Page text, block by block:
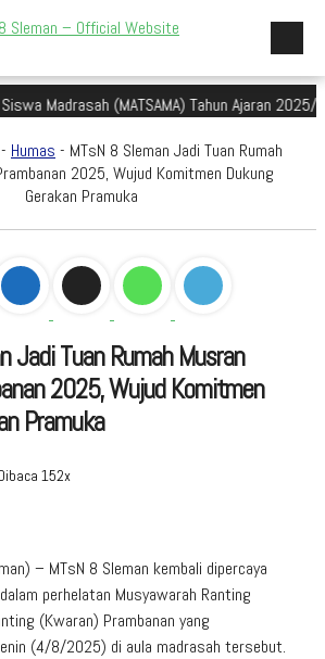
(MATSAMA) Tahun Ajaran 2025/2026
- Humas - MTsN 8 Sleman Jadi Tuan Rumah
2025, Wujud Komitmen Dukung
Gerakan Pramuka
Jadi Tuan Rumah Musran
2025, Wujud Komitmen
Pramuka
152x
– MTsN 8 Sleman kembali dipercaya
perhelatan Musyawarah Ranting
(Kwaran) Prambanan yang
(4/8/2025) di aula madrasah tersebut.